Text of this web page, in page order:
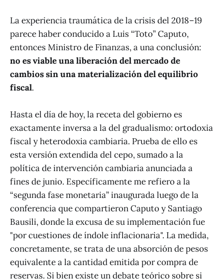
La experiencia traumática de la crisis del 2018–19
parece haber conducido a Luis “Toto” Caputo,
entonces Ministro de Finanzas, a una conclusión:
no es viable una liberación del mercado de
cambios sin una materialización del equilibrio
fiscal.
Hasta el día de hoy, la receta del gobierno es
exactamente inversa a la del gradualismo: ortodoxia
fiscal y heterodoxia cambiaria. Prueba de ello es
esta versión extendida del cepo, sumado a la
política de intervención cambiaria anunciada a
fines de junio. Específicamente me refiero a la
“segunda fase monetaria” inaugurada luego de la
conferencia que compartieron Caputo y Santiago
Bausili, donde la excusa de su implementación fue
"por cuestiones de índole inflacionaria". La medida,
concretamente, se trata de una absorción de pesos
equivalente a la cantidad emitida por compra de
reservas. Si bien existe un debate teórico sobre si